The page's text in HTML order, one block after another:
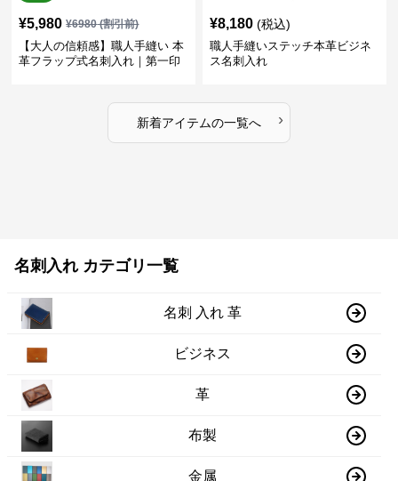
¥5,980 ¥6980(割引前)
【大人の信頼感】職人手縫い 本
革フラップ式名刺入れ｜第一印
¥8,180 (税込)
職人手縫いステッチ本革ビジネ
ス名刺入れ
新着アイテムの一覧へ ›
名刺入れ カテゴリ一覧
名刺 入れ 革
ビジネス
革
布製
金属